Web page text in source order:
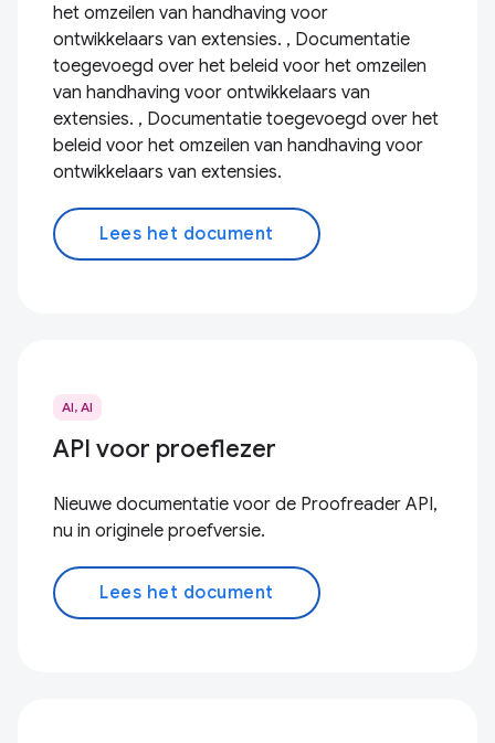
het omzeilen van handhaving voor
ontwikkelaars van extensies. , Documentatie
toegevoegd over het beleid voor het omzeilen
van handhaving voor ontwikkelaars van
extensies. , Documentatie toegevoegd over het
beleid voor het omzeilen van handhaving voor
ontwikkelaars van extensies.
Lees het document
AI, AI
API voor proeflezer
Nieuwe documentatie voor de Proofreader API,
nu in originele proefversie.
Lees het document